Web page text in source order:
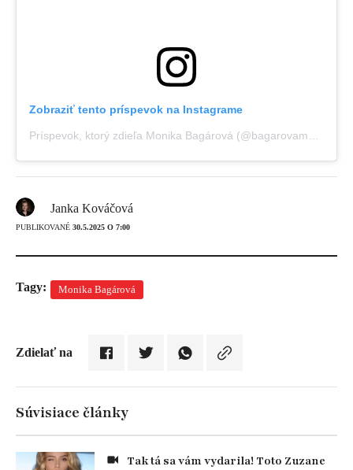
Zobraziť tento príspevok na Instagrame
Príspevok, ktorý zdieľa Monika Bagárová (@bagarovamonika)
Janka Kováčová
PUBLIKOVANÉ 30.5.2025 O 7:00
Tagy: Monika Bagárová
Zdielať na
Súvisiace články